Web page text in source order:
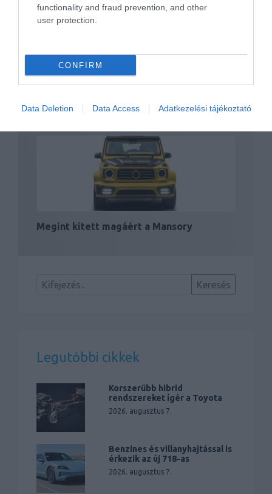
functionality and fraud prevention, and other
user protection.
CONFIRM
Data Deletion Data Access Adatkezelési tájékoztató
250 lóerővel több, 2 ajtóval kevesebb
Megint kitett magáért a Mansory
Legutóbbi cikkek
Korszerűbb hibrid
rendszereket ígér a Toyota
2026. augusztus 7.
Benzines és villanyhajtással is
érkezik az új 718-as
2026. augusztus 7.